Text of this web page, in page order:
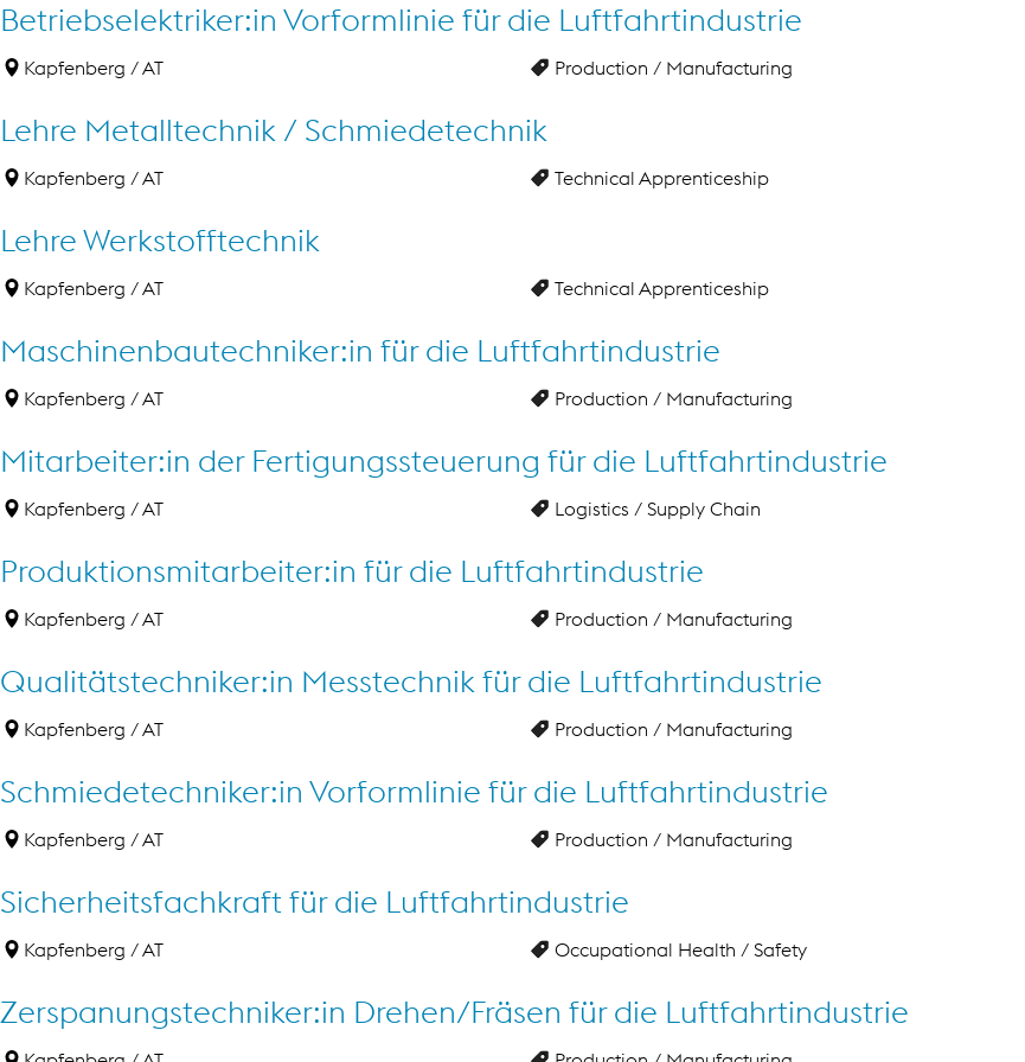
Betriebselektriker:in Vorformlinie für die Luftfahrtindustrie
Kapfenberg /AT Production / Manufacturing
Lehre Metalltechnik / Schmiedetechnik
Kapfenberg /AT Technical Apprenticeship
Lehre Werkstofftechnik
Kapfenberg /AT Technical Apprenticeship
Maschinenbautechniker:in für die Luftfahrtindustrie
Kapfenberg /AT Production / Manufacturing
Mitarbeiter:in der Fertigungssteuerung für die Luftfahrtindustrie
Kapfenberg /AT Logistics / Supply Chain
Produktionsmitarbeiter:in für die Luftfahrtindustrie
Kapfenberg /AT Production / Manufacturing
Qualitätstechniker:in Messtechnik für die Luftfahrtindustrie
Kapfenberg /AT Production / Manufacturing
Schmiedetechniker:in Vorformlinie für die Luftfahrtindustrie
Kapfenberg /AT Production / Manufacturing
Sicherheitsfachkraft für die Luftfahrtindustrie
Kapfenberg /AT Occupational Health / Safety
Zerspanungstechniker:in Drehen/Fräsen für die Luftfahrtindustrie